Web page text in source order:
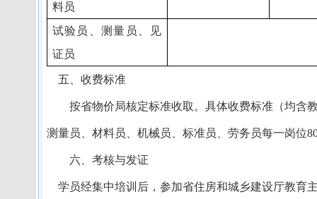
料员
试验员、测量员、见
证员
五、收费标准
按省物价局核定标准收取。具体收费标准（均含
测量员、材料员、机械员、标准员、劳务员每一岗位
六、考核与发证
学员经集中培训后，参加省住房和城乡建设厅教育